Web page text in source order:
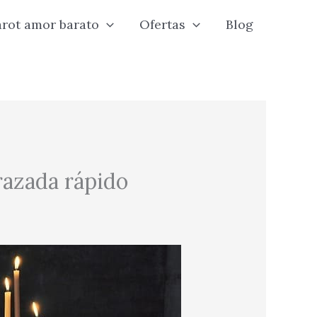
amor barato Ofertas Blog
rápido